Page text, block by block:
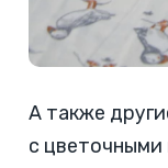
А также
с